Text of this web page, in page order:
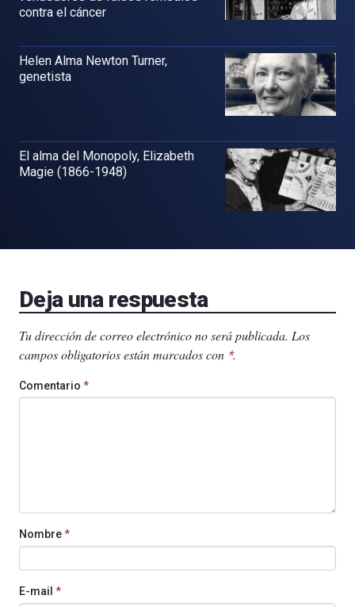
contra el cáncer
Helen Alma Newton Turner,
genetista
El alma del Monopoly, Elizabeth
Magie (1866-1948)
Deja una respuesta
Tu dirección de correo electrónico no será publicada. Los
campos obligatorios están marcados con *.
Comentario *
Nombre*
E-mail *